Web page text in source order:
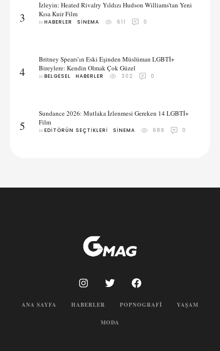
3
İzleyin: Heated Rivalry Yıldızı Hudson Williams’tan Yeni
Kısa Kuir Film
in HABERLER SINEMA 611 0
4
Britney Spears’ın Eski Eşinden Müslüman LGBTİ+
Bireylere: Kendin Olmak Çok Güzel
in BELGESEL HABERLER 302 0
5
Sundance 2026: Mutlaka İzlenmesi Gereken 14 LGBTİ+
Film
in EDITÖRÜN SEÇTIKLERI SINEMA 689 0
ANA SAYFA HABERLER POPNOGRAFI YAŞAM
MODA